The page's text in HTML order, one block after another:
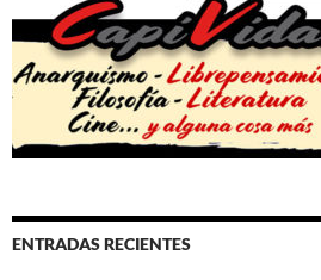
ENTRADAS RECIENTES